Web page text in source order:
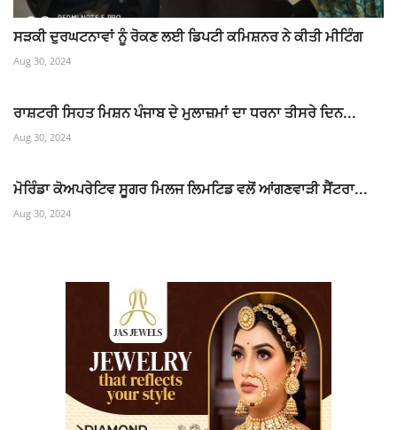
ਸੜਕੀ ਦੁਰਘਟਨਾਵਾਂ ਨੂੰ ਰੋਕਣ ਲਈ ਡਿਪਟੀ ਕਮਿਸ਼ਨਰ ਨੇ ਕੀਤੀ ਮੀਟਿੰਗ
Aug 30, 2024
ਰਾਸ਼ਟਰੀ ਸਿਹਤ ਮਿਸ਼ਨ ਪੰਜਾਬ ਦੇ ਮੁਲਾਜ਼ਮਾਂ ਦਾ ਧਰਨਾ ਤੀਸਰੇ ਦਿਨ...
Aug 30, 2024
ਮੋਰਿੰਡਾ ਕੋਅਪਰੇਟਿਵ ਸੂਗਰ ਮਿਲਜ ਲਿਮਟਿਡ ਵਲੋਂ ਆਂਗਣਵਾੜੀ ਸੈਂਟਰਾ...
Aug 30, 2024